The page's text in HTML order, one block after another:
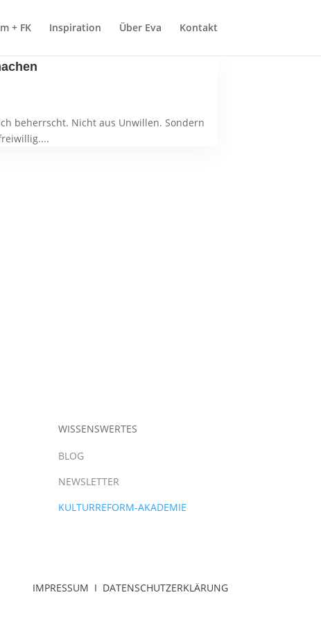
+ FK Inspiration Über Eva Kontakt
beherrscht. Nicht aus Unwillen. Sondern
WISSENSWERTES
BLOG
NEWSLETTER
KULTURREFORM-AKADEMIE
IMPRESSUM I DATENSCHUTZERKLÄRUNG